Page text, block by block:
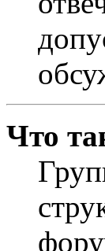
Что